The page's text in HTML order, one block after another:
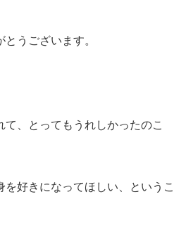
うございます。
、とってもうれしかったのこ
を好きになってほしい、というこ